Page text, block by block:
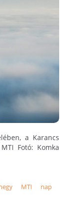
a Karancs
Fotó: Komka
MTI
nap